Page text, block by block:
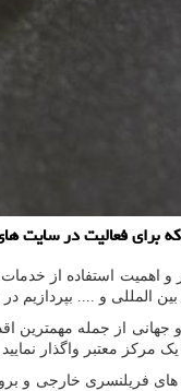
اهمیت استفاده از
المللی و .... بپردازیم
از جمله مهمترین
مرکز معتبر واگذار
های فریلنسری خارجی